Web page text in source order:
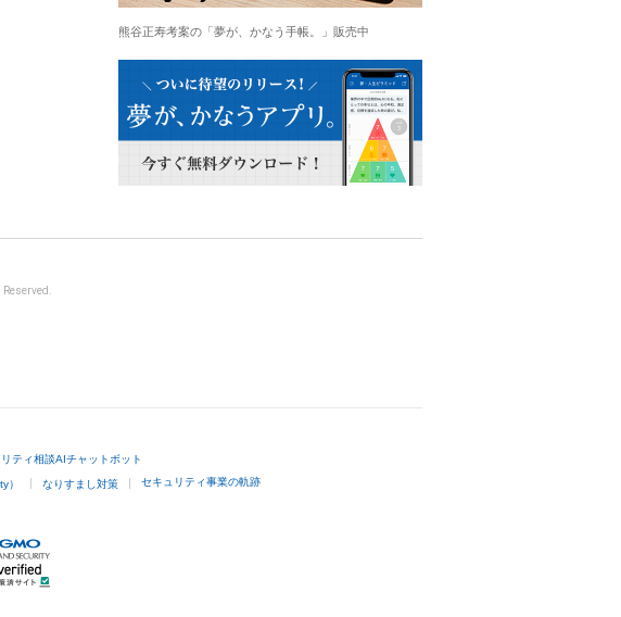
熊谷正寿考案の「夢が、かなう手帳。」販売中
ティ相談AIチャットボット
） なりすまし対策 セキュリティ事業の軌跡